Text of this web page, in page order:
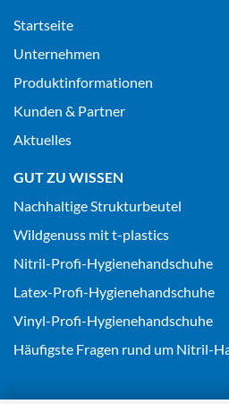
Startseite
Unternehmen
Produktinformationen
Kunden & Partner
Aktuelles
GUT ZU WISSEN
Nachhaltige Strukturbeutel
Wildgenuss mit t-plastics
Nitril-Profi-Hygienehandschuhe
Latex-Profi-Hygienehandschuhe
Vinyl-Profi-Hygienehandschuhe
Häufigste Fragen rund um Nitril-